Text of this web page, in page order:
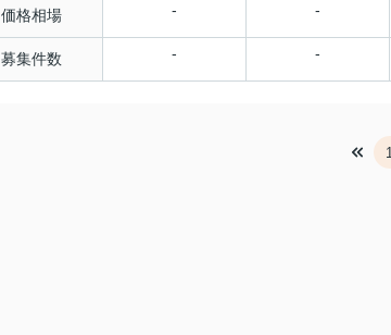
価格相場 - -
募集件数 - -
1